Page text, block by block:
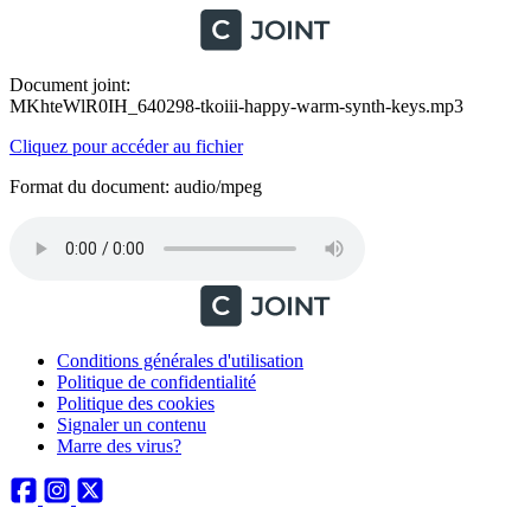
Document joint:
MKhteWlR0IH_640298-tkoiii-happy-warm-synth-keys.mp3
Cliquez pour accéder au fichier
Format du document: audio/mpeg
Conditions générales d'utilisation
Politique de confidentialité
Politique des cookies
Signaler un contenu
Marre des virus?